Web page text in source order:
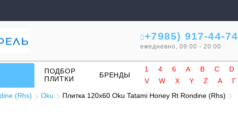
+7985) 917-44-74
ежедневно, 09:00 - 20:00
ПОДБОР
ПЛИТКИ
БРЕНДЫ
1 4 6 A B C D
V
W X Y Z А Г
(Rhs) Oku Плитка 120x60 Oku Tatami Honey Rt Rondine (Rhs)